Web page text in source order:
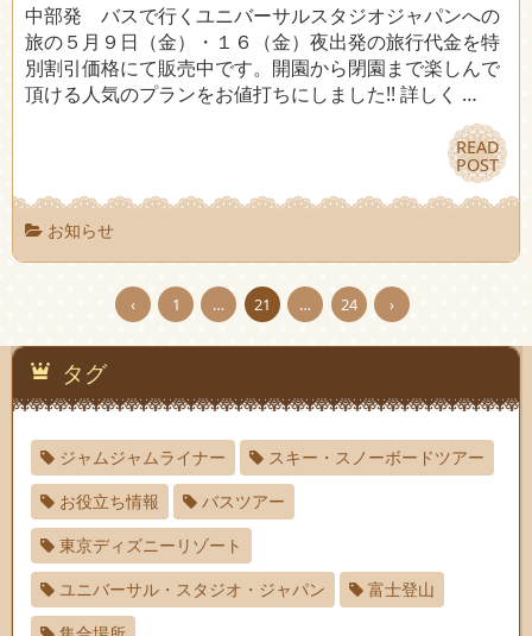
中部発 バスで行くユニバーサルスタジオジャパンへの
旅の５月９日（金）・１６（金）夜出発の旅行代金を特
別割引価格にて販売中です。開園から閉園まで楽しんで
頂ける人気のプランをお値打ちにしました!! 詳しく …
READ
POST
READ
POST
お知らせ
‹ 1 … 21 … 24 ›
タグ
ジャムジャムライナー
スキー・スノーボードツアー
お役立ち情報
バスツアー
東京ディズニーリゾート
ユニバーサル・スタジオ・ジャパン
富士登山